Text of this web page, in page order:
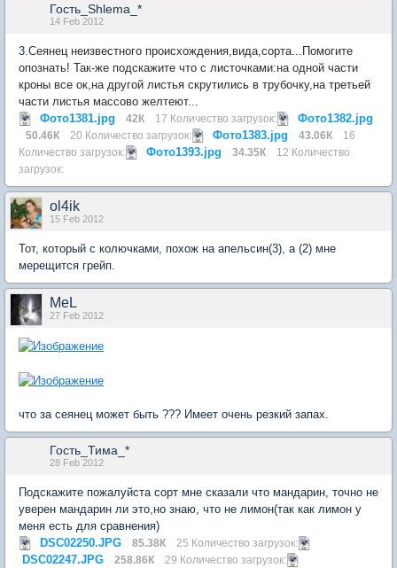
Гость_Shlema_*
14 Feb 2012
3. Сеянец неизвестного происхождения,вида,сорта...Помогите
опознать! Так-же подскажите что с листочками:на одной части
кроны все ок,на другой листья скрутились в трубочку,на третьей
части листья массово желтеют...
Фото1381.jpg
42К 17 Количество загрузок: Фото1382.jpg
50.46К 20 Количество загрузок: Фото1383.jpg 43.06К
16
Количество загрузок:
Фото1393.jpg 34.35К
12 Количество
загрузок:
ol4ik
15 Feb 2012
Тот, который с колючками, похож на апельсин(3), а (2) мне
мерещится грейп.
MeL
27 Feb 2012
что за сеянец может быть ??? Имеет очень резкий запах.
Гость_Тима_*
28 Feb 2012
Подскажите пожалуйста сорт мне сказали что мандарин, точно не
уверен мандарин ли это,но знаю, что не лимон(так как лимон у
меня есть для сравнения)
DSC02250.JPG
85.38К 25 Количество загрузок:
DSC02247.JPG 258.86К 29 Количество загрузок: